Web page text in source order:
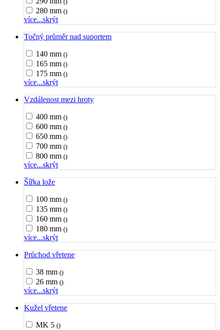
280 mm ()
více...skrýt
Točný průměr nad suportem
140 mm ()
165 mm ()
175 mm ()
více...skrýt
Vzdálenost mezi hroty
400 mm ()
600 mm ()
650 mm ()
700 mm ()
800 mm ()
více...skrýt
Šířka lože
100 mm ()
135 mm ()
160 mm ()
180 mm ()
více...skrýt
Průchod vřetene
38 mm ()
26 mm ()
více...skrýt
Kužel vřetene
MK 5 ()